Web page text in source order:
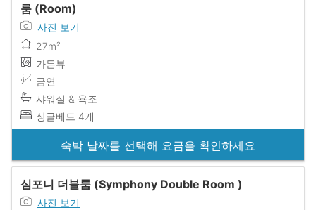
룸 (Room)
사진 보기
27m²
가든뷰
금연
샤워실 & 욕조
싱글베드 4개
숙박 날짜를 선택해 요금을 확인하세요
심포니 더블룸 (Symphony Double Room )
사진 보기